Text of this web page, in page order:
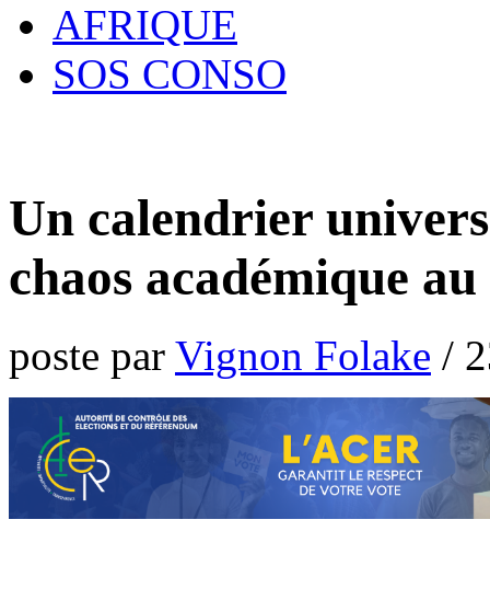
AFRIQUE
SOS CONSO
Un calendrier
chaos académique
poste par Vignon Folake /